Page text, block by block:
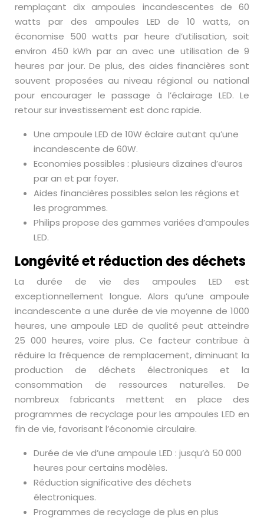
remplaçant dix ampoules incandescentes de 60
watts par des ampoules LED de 10 watts, on
économise 500 watts par heure d’utilisation, soit
environ 450 kWh par an avec une utilisation de 9
heures par jour. De plus, des aides financières sont
souvent proposées au niveau régional ou national
pour encourager le passage à l’éclairage LED. Le
retour sur investissement est donc rapide.
Une ampoule LED de 10W éclaire autant qu’une
incandescente de 60W.
Economies possibles : plusieurs dizaines d’euros
par an et par foyer.
Aides financières possibles selon les régions et
les programmes.
Philips propose des gammes variées d’ampoules
LED.
Longévité et réduction des déchets
La durée de vie des ampoules LED est
exceptionnellement longue. Alors qu’une ampoule
incandescente a une durée de vie moyenne de 1000
heures, une ampoule LED de qualité peut atteindre
25 000 heures, voire plus. Ce facteur contribue à
réduire la fréquence de remplacement, diminuant la
production de déchets électroniques et la
consommation de ressources naturelles. De
nombreux fabricants mettent en place des
programmes de recyclage pour les ampoules LED en
fin de vie, favorisant l’économie circulaire.
Durée de vie d’une ampoule LED : jusqu’à 50 000
heures pour certains modèles.
Réduction significative des déchets
électroniques.
Programmes de recyclage de plus en plus